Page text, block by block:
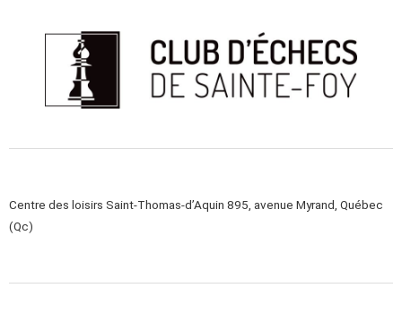
Centre des loisirs Saint-Thomas-d’Aquin 895, avenue Myrand, Québec
(Qc)